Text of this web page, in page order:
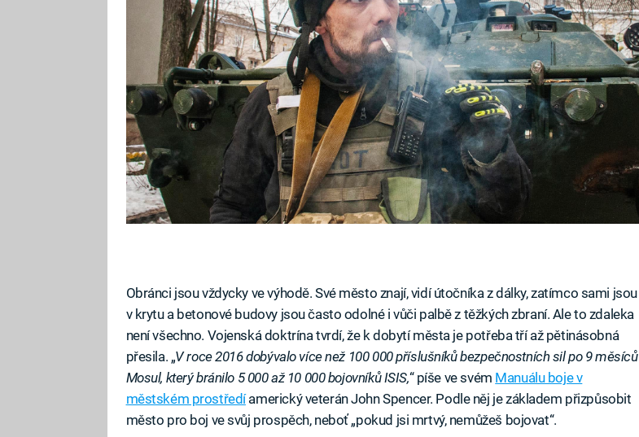
Obránci jsou vždycky ve výhodě. Své město znají, vidí útočníka z dálky, zatímco sami jsou
v krytu a betonové budovy jsou často odolné i vůči palbě z těžkých zbraní. Ale to zdaleka
není všechno. Vojenská doktrína tvrdí, že k dobytí města je potřeba tří až pětinásobná
přesila. „V roce 2016 dobývalo více než 100 000 příslušníků bezpečnostních sil po 9 měsíců
Mosul, který bránilo 5 000 až 10 000 bojovníků ISIS,“ píše ve svém Manuálu boje v
městském prostředíamerický veterán John Spencer. Podle něj je základem přizpůsobit
město pro boj ve svůj prospěch, neboť „pokud jsi mrtvý, nemůžeš bojovat“.